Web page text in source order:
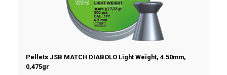
Pellets JSB MATCH DIABOLO Light Weight, 4.50mm,
0,475gr